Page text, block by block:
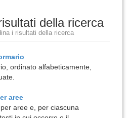
della ricerca
i risultati della ricerca
ordinato alfabeticamente,
aree
aree e, per ciascuna